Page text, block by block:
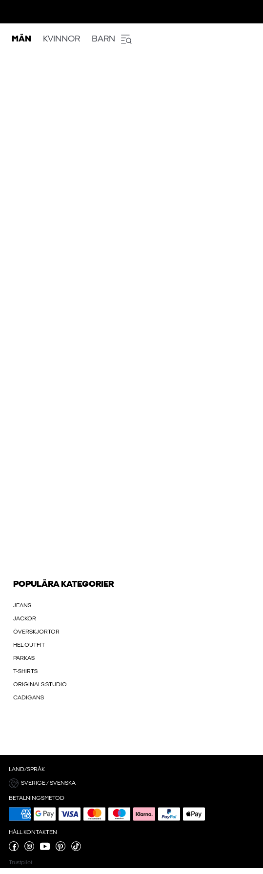
MÄN KVINNOR BARN
POPULÄRA KATEGORIER
JEANS
JACKOR
ÖVERSKJORTOR
HEL OUTFIT
PARKAS
T-SHIRTS
ORIGINALS STUDIO
CADIGANS
LAND/SPRÅK
SVERIGE / SVENSKA
BETALNINGSMETOD
HÅLL KONTAKTEN
Trustpilot